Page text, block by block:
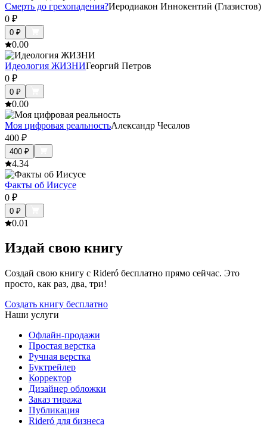
Смерть до грехопадения?Иеродиакон Иннокентий (Глазистов)
0 ₽
0 ₽
0.00
Идеология ЖИЗНИГеоргий Петров
0 ₽
0 ₽
0.00
Моя цифровая реальностьАлександр Чесалов
400 ₽
400 ₽
4.34
Факты об Иисусе
0 ₽
0 ₽
0.01
Издай свою книгу
Создай свою книгу с Rideró бесплатно прямо сейчас. Это
просто, как раз, два, три!
Создать книгу бесплатно
Наши услуги
Офлайн-продажи
Простая верстка
Ручная верстка
Буктрейлер
Корректор
Дизайнер обложки
Заказ тиража
Публикация
Rideró для бизнеса